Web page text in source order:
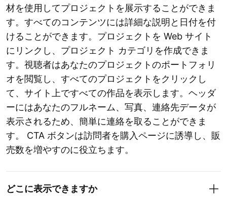
材を使用してプロジェクトを展示することができま
す。すべてのコンテンツには詳細な説明と日付を付
けることができます。プロジェクトを Web サイト
にリンクし、プロジェクト カテゴリを作成できま
す。視聴者はあなたのプロジェクトのポートフォリ
オを閲覧し、すべてのプロジェクトをクリックし
て、サイト上ですべての作品を表示します。ヘッダ
ーにはあなたのフルネーム、写真、連絡先データが
表示されるため、簡単に連絡を取ることができま
す。 CTA ボタンは訪問者を購入ページに誘導し、販
売数を増やすのに役立ちます。
どこに表示できますか